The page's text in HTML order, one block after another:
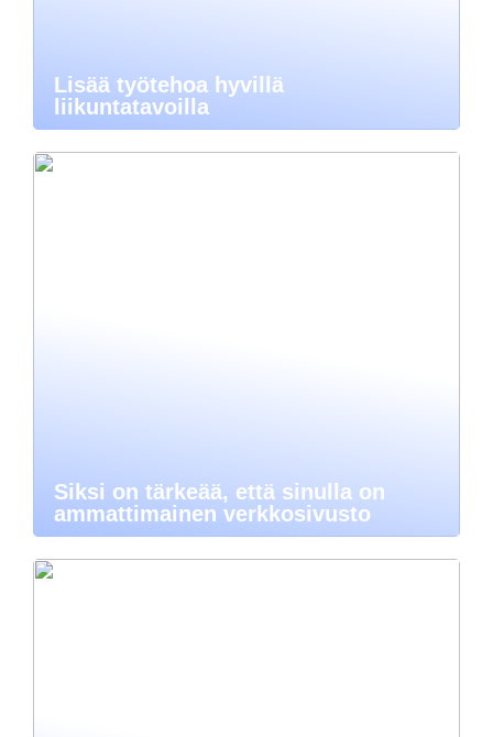
Lisää työtehoa hyvillä
liikuntatavoilla
Siksi on tärkeää, että sinulla on
ammattimainen verkkosivusto